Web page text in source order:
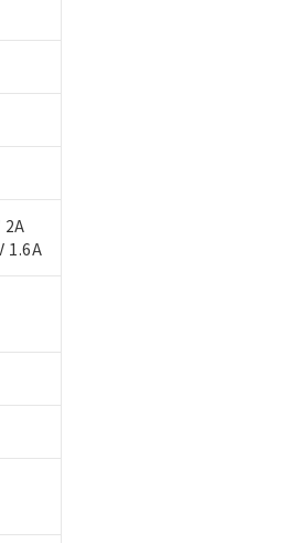
2A
1.6A
のオムロン制御機器販売店・
ご確認ください。
は開示しないようお願いしま
Webメンバーズにご登録され
で利用することをご了承くだ
ルエーテル類(PBDE) 1000ppm以下、
明するものではありません。
期間は出荷製品に未対応品が
す。
チルベンジル) : 1000ppm、
な影響を及ぼさない年数を意
たは役務取引許可)を取得する
を当該第三者に通知します。
がある場合は、取り引きをい
お客様担当のオムロン制御